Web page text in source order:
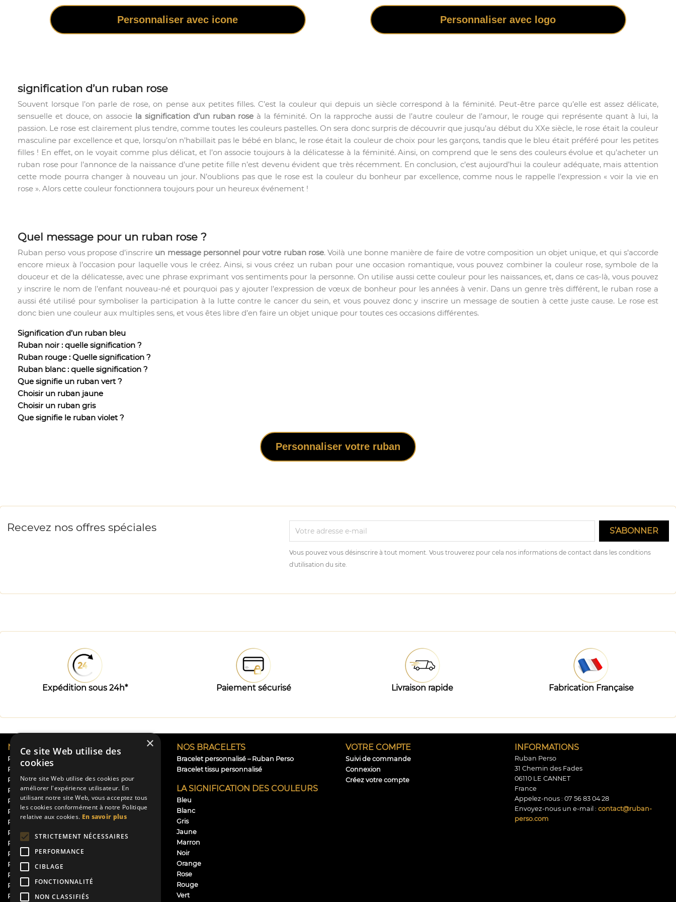
Personnaliser avec icone Personnaliser avec logo
signification d’un ruban rose
Souvent lorsque l’on parle de rose, on pense aux petites filles. C’est la couleur qui depuis un siècle correspond à la féminité. Peut-être parce qu’elle est assez délicate,
sensuelle et douce, on associe la signification d’un ruban rose à la féminité. On la rapproche aussi de l’autre couleur de l’amour, le rouge qui représente quant à lui, la
passion. Le rose est clairement plus tendre, comme toutes les couleurs pastelles. On sera donc surpris de découvrir que jusqu’au début du XXe siècle, le rose était la couleur
masculine par excellence et que, lorsqu’on n’habillait pas le bébé en blanc, le rose était la couleur de choix pour les garçons, tandis que le bleu était préféré pour les petites
filles ! En effet, on le voyait comme plus délicat, et l’on associe toujours à la délicatesse à la féminité. Ainsi, on comprend que le sens des couleurs évolue et qu’acheter un
ruban rose pour l’annonce de la naissance d’une petite fille n’est devenu évident que très récemment. En conclusion, c’est aujourd’hui la couleur adéquate, mais attention
cette mode pourra changer à nouveau un jour. N’oublions pas que le rose est la couleur du bonheur par excellence, comme nous le rappelle l’expression « voir la vie en
rose ». Alors cette couleur fonctionnera toujours pour un heureux événement !
Quel message pour un ruban rose ?
Ruban perso vous propose d’inscrire un message personnel pour votre ruban rose. Voilà une bonne manière de faire de votre composition un objet unique, et qui s’accorde
encore mieux à l’occasion pour laquelle vous le créez. Ainsi, si vous créez un ruban pour une occasion romantique, vous pouvez combiner la couleur rose, symbole de la
douceur et de la délicatesse, avec une phrase exprimant vos sentiments pour la personne. On utilise aussi cette couleur pour les naissances, et, dans ce cas-là, vous pouvez
y inscrire le nom de l’enfant nouveau-né et pourquoi pas y ajouter l’expression de vœux de bonheur pour les années à venir. Dans un genre très différent, le ruban rose a
aussi été utilisé pour symboliser la participation à la lutte contre le cancer du sein, et vous pouvez donc y inscrire un message de soutien à cette juste cause. Le rose est
donc bien une couleur aux multiples sens, et vous êtes libre d’en faire un objet unique pour toutes ces occasions différentes.
Signification d’un ruban bleu
Ruban noir : quelle signification ?
Ruban rouge : Quelle signification ?
Ruban blanc : quelle signification ?
Que signifie un ruban vert ?
Choisir un ruban jaune
Choisir un ruban gris
Que signifie le ruban violet ?
Personnaliser votre ruban
Recevez nos offres spéciales
Vous pouvez vous désinscrire à tout moment. Vous trouverez pour cela nos informations de contact dans les conditions
d'utilisation du site.
Expédition sous 24h* Paiement sécurisé Livraison rapide Fabrication Française
NOS RUBANS
Ruban personnalisé baptême
Ruban personnalisé mariage
Ruban personnalisé naissance
Rubans personnalisés communion
Rubans personnalisés anniversaire
Ruban personnalisé rapide et pas cher – Ruban
Perso
Ruban future maman
Ruban chapeau
Ruban satin personnalisé
Ruban dragées personnalisé
Ruban prénom
Ruban personnalisé logo
Ruban deuil personnalisé
NOS BRACELETS
Bracelet personnalisé – Ruban Perso
Bracelet tissu personnalisé
LA SIGNIFICATION DES COULEURS
Bleu
Blanc
Gris
Jaune
Marron
Noir
Orange
Rose
Rouge
Vert
VOTRE COMPTE
Suivi de commande
Connexion
Créez votre compte
INFORMATIONS
Ruban Perso
31 Chemin des Fades
06110 LE CANNET
France
Appelez-nous : 07 56 83 04 28
Envoyez-nous un e-mail : contact@ruban-
perso.com
×
Ce site Web utilise des
cookies
Notre site Web utilise des cookies pour
améliorer l'expérience utilisateur. En
utilisant notre site Web, vous acceptez tous
les cookies conformément à notre Politique
relative aux cookies. En savoir plus
STRICTEMENT NÉCESSAIRES
PERFORMANCE
CIBLAGE
FONCTIONNALITÉ
NON CLASSIFIÉS